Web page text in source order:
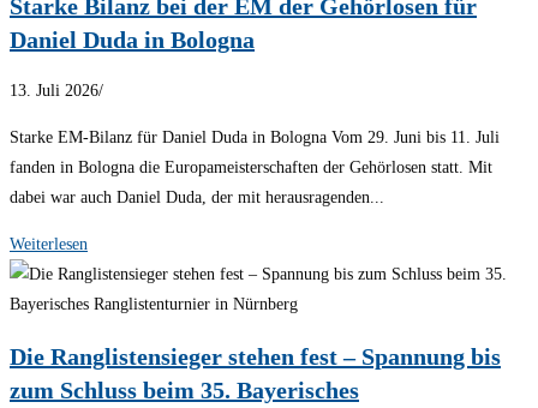
Starke Bilanz bei der EM der Gehörlosen für
Daniel Duda in Bologna
13. Juli 2026/
Starke EM-Bilanz für Daniel Duda in Bologna Vom 29. Juni bis 11. Juli
fanden in Bologna die Europameisterschaften der Gehörlosen statt. Mit
dabei war auch Daniel Duda, der mit herausragenden...
Weiterlesen
Die Ranglistensieger stehen fest – Spannung bis
zum Schluss beim 35. Bayerisches